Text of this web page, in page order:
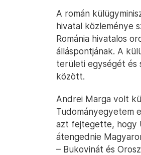
A román
hivatal közleménye
Románia hivatalos
álláspontjának. A
területi egységét és
között.
Andrei Marga volt
Tudományegyetem
azt fejtegette, hogy
átengednie
– Bukovinát és